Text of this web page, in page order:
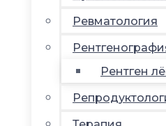
Ревматология
Рентген